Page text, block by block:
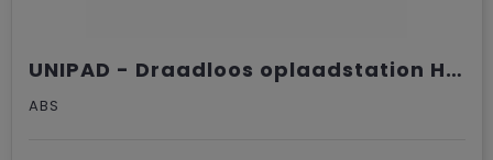
UNIPAD - Draadloos oplaadstation HUB
ABS